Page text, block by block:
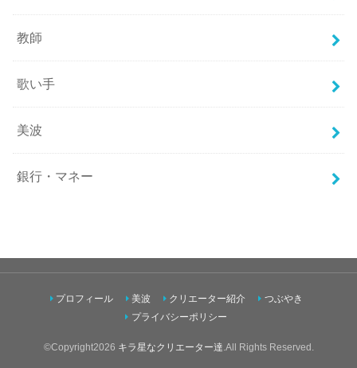
教師
歌い手
美波
銀行・マネー
プロフィール 美波 クリエーター紹介
つぶやき
プライバシーポリシー
©Copyright2026 キラ星なクリエーター達 .All Rights Reserved.